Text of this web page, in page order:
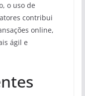
o uso de
contribui
online,
ágil e